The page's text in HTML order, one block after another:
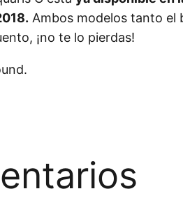
Ambos modelos tanto el
¡no te lo pierdas!